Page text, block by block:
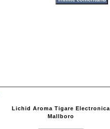
Lichid Aroma Tigare Electronica
Mallboro